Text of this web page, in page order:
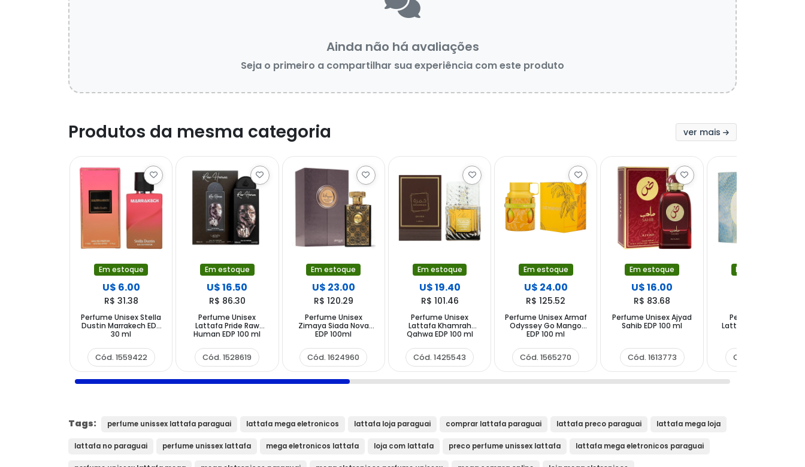
Ainda não há avaliações
Seja o primeiro a compartilhar sua experiência com este produto
Produtos da mesma categoria ver mais
Em estoque
U$ 6.00
R$ 31.38
Perfume Unisex Stella
Dustin Marrakech EDP
30 ml
Cód. 1559422
Em estoque
U$ 16.50
R$ 86.30
Perfume Unisex
Lattafa Pride Raw
Human EDP 100 ml
Cód. 1528619
Em estoque
U$ 23.00
R$ 120.29
Perfume Unisex
Zimaya Siada Nova
EDP 100ml
Cód. 1624960
Em estoque
U$ 19.40
R$ 101.46
Perfume Unisex
Lattafa Khamrah
Qahwa EDP 100 ml
Cód. 1425543
Em estoque
U$ 24.00
R$ 125.52
Perfume Unisex Armaf
Odyssey Go Mango
EDP 100 ml
Cód. 1565270
Em estoque
U$ 16.00
R$ 83.68
Perfume Unisex Ajyad
Sahib EDP 100 ml
Cód. 1613773
Em estoque
Perfume Unisex
Lattafa Victoria EDP
Cód. 1466614
Tags: perfume unissex lattafa paraguai lattafa mega eletronicos lattafa loja paraguai comprar lattafa paraguai lattafa preco paraguai lattafa mega loja
lattafa no paraguai perfume unissex lattafa mega eletronicos lattafa loja com lattafa preco perfume unissex lattafa lattafa mega eletronicos paraguai